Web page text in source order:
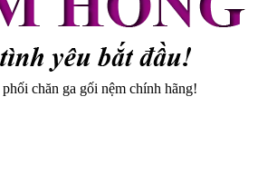
chăn ga gối nệm chính hãng!